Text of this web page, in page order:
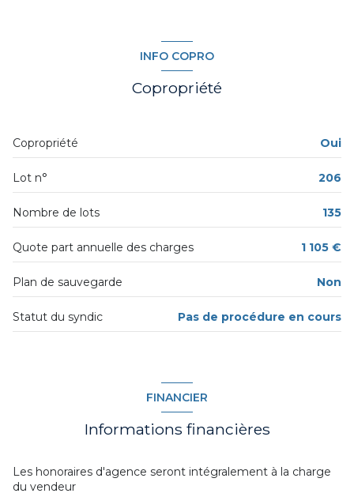
Chauffage individuel : panneaux rayonnant
exposition Sud
1 niveau(x)
1er étage
4 étage(s)
ascenseur
INFO COPRO
Copropriété
Copropriété Oui
Lot n° 206
Nombre de lots 135
Quote part annuelle des charges 1 105 €
Plan de sauvegarde Non
Statut du syndic Pas de procédure en cours
FINANCIER
Informations financières
Les honoraires d'agence seront intégralement à la charge
du vendeur